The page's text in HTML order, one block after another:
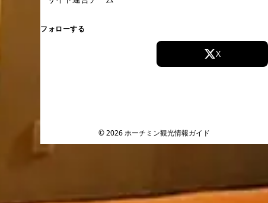
フォローする
X
© 2026 ホーチミン観光情報ガイド